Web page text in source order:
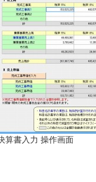
算書入力 操作画面